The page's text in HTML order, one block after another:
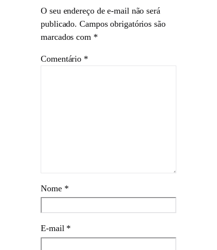
O seu endereço de e-mail não será
publicado. Campos obrigatórios são
marcados com *
Comentário *
Nome *
E-mail *